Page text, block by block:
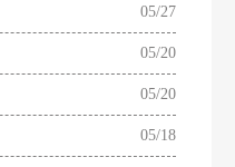
05/27
05/20
05/20
05/18